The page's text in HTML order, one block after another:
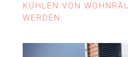
KÜHLEN VON
WERDEN.